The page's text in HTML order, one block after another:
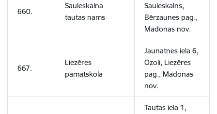
660.
Sauleskalna
tautas nams
Sauleskalns,
Bērzaunes pag.,
Madonas nov.
667.
Liezēres
pamatskola
Jaunatnes iela 6,
Ozoli, Liezēres
pag., Madonas
nov.
Tautas iela 1,